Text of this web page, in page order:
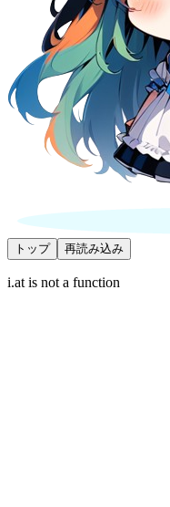
トップ 再読み込み
i.at is not a function